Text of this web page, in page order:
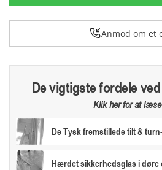
Anmod om et
De vigtigste fordele
Klik her for at
De Tysk fremstillede tilt &
Hærdet sikkerhedsglas i døre